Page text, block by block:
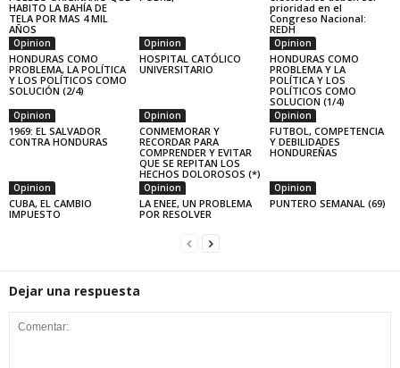
HABITO LA BAHÍA DE
TELA POR MAS 4 MIL
AÑOS
prioridad en el
Congreso Nacional:
REDH
Opinion
HONDURAS COMO
PROBLEMA, LA POLÍTICA
Y LOS POLÍTICOS COMO
SOLUCIÓN (2/4)
Opinion
HOSPITAL CATÓLICO
UNIVERSITARIO
Opinion
HONDURAS COMO
PROBLEMA Y LA
POLÍTICA Y LOS
POLÍTICOS COMO
SOLUCION (1/4)
Opinion
1969: EL SALVADOR
CONTRA HONDURAS
Opinion
CONMEMORAR Y
RECORDAR PARA
COMPRENDER Y EVITAR
QUE SE REPITAN LOS
HECHOS DOLOROSOS (*)
Opinion
FUTBOL, COMPETENCIA
Y DEBILIDADES
HONDUREÑAS
Opinion
CUBA, EL CAMBIO
IMPUESTO
Opinion
LA ENEE, UN PROBLEMA
POR RESOLVER
Opinion
PUNTERO SEMANAL (69)
Dejar una respuesta